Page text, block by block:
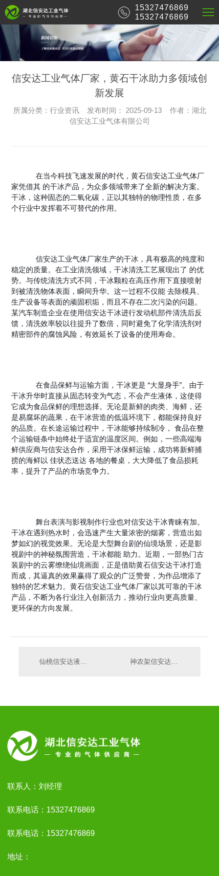
15327476869
15327476869
信安达工业气体厂家，黄石干冰助力多领域创
新发展
所属分类：行业资讯 发布时间： 2025-09-13 作者：湖北
信安达工业气体有限公司
在当今科技飞速发展的时代，黄石信安达工业气体厂
家凭借其 的干冰产品，为众多领域带来了全新的解决方案。
干冰，这种固态的二氧化碳，正以其独特的物理性质，在多
个行业中发挥着不可替代的作用。
信安达工业气体厂家生产的干冰，具有极高的纯度和
稳定的质量。在工业清洗领域，干冰清洗工艺展现出了 的优
势。与传统清洗方式不同，干冰颗粒在高压作用下直接喷射
到被清洗物体表面，瞬间升华。这一过程不仅能 去除模具、
生产设备等表面的顽固积垢，而且不存在二次污染的问题。
某汽车制造企业在使用信安达干冰进行发动机部件清洗后反
馈，清洗效率较以往提升了数倍，同时避免了化学清洗剂对
精密部件的腐蚀风险，有效延长了设备的使用寿命。
在食品保鲜与运输方面，干冰更是 “大显身手”。由于
干冰升华时直接从固态转变为气态，不会产生液体，这使得
它成为食品保鲜的理想选择。无论是新鲜的肉类、海鲜，还
是易腐坏的蔬果，在干冰营造的低温环境下，都能保持良好
的品质。在长途运输过程中，干冰能够持续制冷， 食品在整
个运输链条中始终处于适宜的温度区间。例如，一些高端海
鲜供应商与信安达合作，采用干冰保鲜运输，成功将新鲜捕
捞的海鲜以 佳状态送达 各地的餐桌，大大降低了食品损耗
率，提升了产品的市场竞争力。
舞台表演与影视制作行业也对信安达干冰青睐有加。
干冰在遇到热水时，会迅速产生大量浓密的烟雾，营造出如
梦如幻的视觉效果。无论是大型舞台剧的仙境场景，还是影
视剧中的神秘氛围营造，干冰都能 助力。近期，一部热门古
装剧中的云雾缭绕仙境画面，正是借助黄石信安达干冰打造
而成，其逼真的效果赢得了观众的广泛赞誉，为作品增添了
独特的艺术魅力。黄石信安达工业气体厂家以其可靠的干冰
产品，不断为各行业注入创新活力，推动行业向更高质量、
更环保的方向发展。
联系人：刘经理
联系电话：15327476869
联系电话：15327476869
地址：